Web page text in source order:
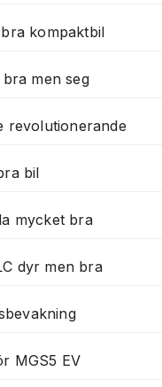
kompaktbil
men seg
revolutionerande
bil
mycket bra
dyr men bra
MGS5 EV
beteende